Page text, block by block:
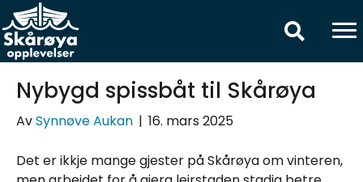
Innlegg av Synnøve Aukan
Nybygd spissbåt til Skårøya
AvSynnøve Aukan | 16. mars 2025
Det er ikkje mange gjester på Skårøya om vinteren,